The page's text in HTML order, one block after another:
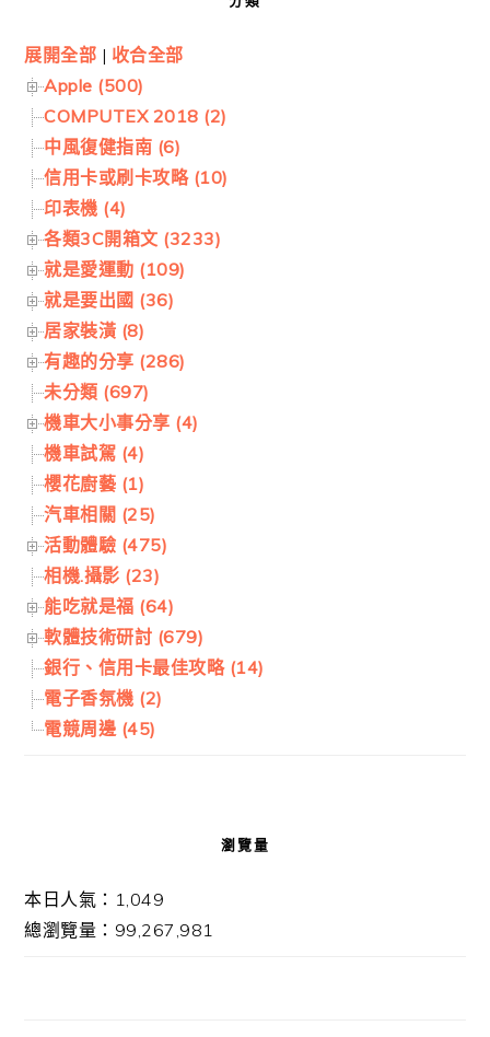
展開全部 | 收合全部
Apple (500)
COMPUTEX 2018 (2)
中風復健指南 (6)
信用卡或刷卡攻略 (10)
印表機 (4)
各類3C開箱文 (3233)
就是愛運動 (109)
就是要出國 (36)
居家裝潢 (8)
有趣的分享 (286)
未分類 (697)
機車大小事分享 (4)
機車試駕 (4)
櫻花廚藝 (1)
汽車相關 (25)
活動體驗 (475)
相機.攝影 (23)
能吃就是福 (64)
軟體技術研討 (679)
銀行、信用卡最佳攻略 (14)
電子香氛機 (2)
電競周邊 (45)
瀏覽量
本日人氣：1,049
總瀏覽量：99,267,981